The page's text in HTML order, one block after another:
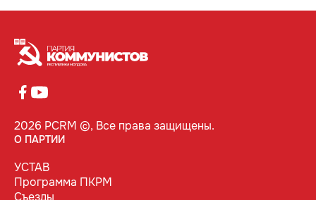
2026 PCRM ©, Все права защищены.
О ПАРТИИ
УСТАВ
Программа ПКРМ
Съезды